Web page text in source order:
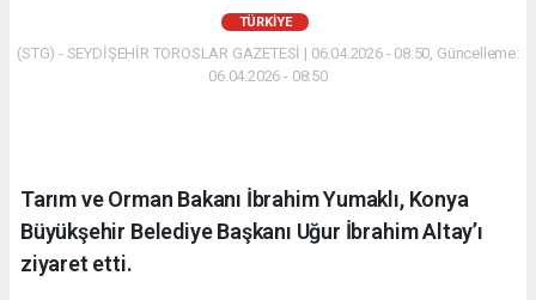
TÜRKIYE
(STG) - SEYDİŞEHİR TOROSLAR GAZETESİ | 06.04.2026 - 08:50, Güncelleme:
06.04.2026 - 08:50
Tarım ve Orman Bakanı İbrahim Yumaklı, Konya
Büyükşehir Belediye Başkanı Uğur İbrahim Altay’ı
ziyaret etti.